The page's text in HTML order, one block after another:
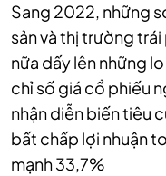
Sang 2022, những
sản và thị trường
nữa dấy lên những
chỉ số giá cổ phiếu
nhận diễn biến tiêu
bất chấp lợi nhuận
mạnh 33,7%